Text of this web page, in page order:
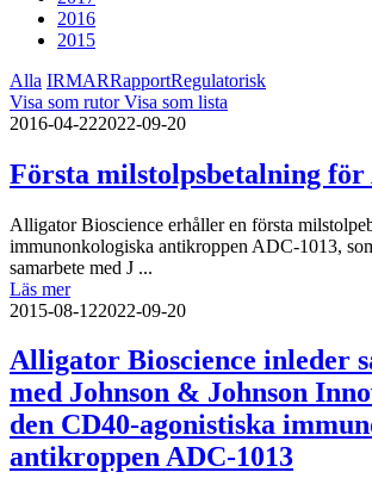
2016
2015
Alla IRMARRapportRegulatorisk
Visa som rutor Visa som lista
2016-04-222022-09-20
Första milstolpsbetalning för
Alligator Bioscience erhåller en första
immunonkologiska antikroppen ADC-1013,
samarbete med J ...
Läs mer
2015-08-122022-09-20
Alligator Bioscience inleder
med Johnson & Johnson
den CD40-agonistiska
antikroppen ADC-1013